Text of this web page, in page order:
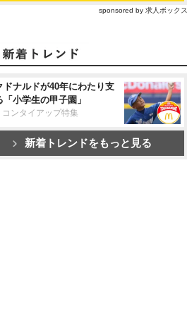
sponsored by 求人ボックス
ドナルドが40年にわたり支
「小学生の甲子園」
コンタイアップ特集
新着トレンドをもっと見る